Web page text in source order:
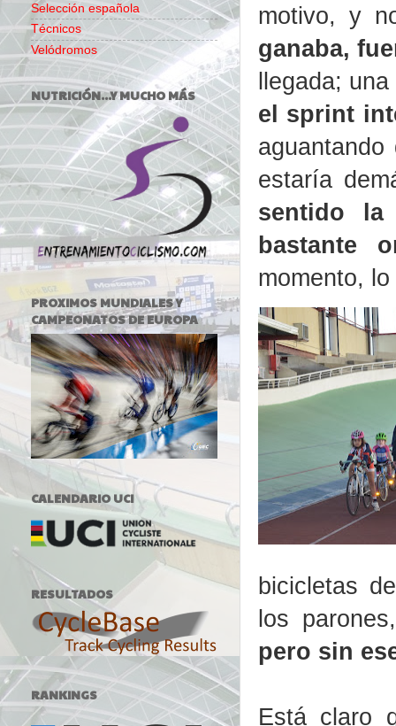
motivo, y
ganaba,
llegada; una
el sprint
estaría
sentido la
bastante
momento,
bicicletas
los
pero sin
Está claro
Selección española
Técnicos
Velódromos
NUTRICIÓN...Y MUCHO MÁS
PROXIMOS MUNDIALES Y
CAMPEONATOS DE EUROPA
CALENDARIO UCI
RESULTADOS
RANKINGS